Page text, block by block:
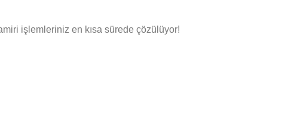
işlemleriniz en kısa sürede çözülüyor!